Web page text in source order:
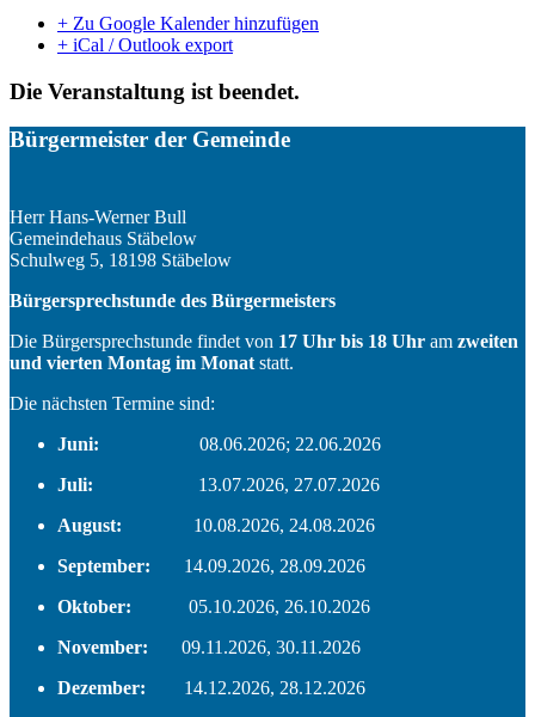
+ Zu Google Kalender hinzufügen
+ iCal / Outlook export
Die Veranstaltung ist beendet.
Bürgermeister der Gemeinde
Herr Hans-Werner Bull
Gemeindehaus Stäbelow
Schulweg 5, 18198 Stäbelow
Bürgersprechstunde des Bürgermeisters
Die Bürgersprechstunde findet von 17 Uhr bis 18 Uhr am zweiten
und vierten Montag im Monat statt.
Die nächsten Termine sind:
Juni: 08.06.2026; 22.06.2026
Juli: 13.07.2026, 27.07.2026
August: 10.08.2026, 24.08.2026
September: 14.09.2026, 28.09.2026
Oktober: 05.10.2026, 26.10.2026
November: 09.11.2026, 30.11.2026
Dezember: 14.12.2026, 28.12.2026